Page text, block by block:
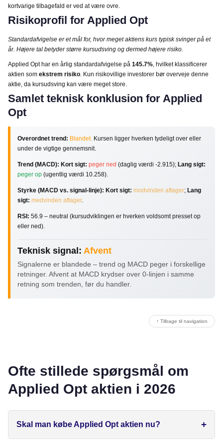
kortvarige tilbagefald er ved at være ovre.
Risikoprofil for Applied Opt
Standardafvigelse er et mål for, hvor meget aktiens kurs typisk svinger på et
år. Højere tal betyder større kursudsving og dermed højere risiko.
Applied Opt har en årlig standardafvigelse på 145.7% , hvilket klassificerer
aktien som ekstrem risiko . Kun risikovillige investorer bør overveje denne
aktie, da kursudsving kan være meget store.
Samlet teknisk konklusion for Applied
Opt
Overordnet trend: Blandet. Kursen ligger hverken tydeligt over eller
under de vigtige gennemsnit.
Trend (MACD): Kort sigt: peger ned (daglig værdi -2.915); Lang sigt:
peger op (ugentlig værdi 10.258).
Styrke (MACD vs. signal-linje): Kort sigt: modvinden aftager; Lang
sigt: medvinden aftager.
RSI: 56.9 – neutral (kursudviklingen er hverken voldsomt presset op
eller ned).
Teknisk signal: Afvent
Signalerne er blandede – trend og MACD peger i forskellige
retninger. Afvent at MACD krydser over 0-linjen i samme
retning som trenden, før du handler.
↑ Tilbage til navigation
Ofte stillede spørgsmål om
Applied Opt aktien i 2026
Skal man købe Applied Opt aktien nu?